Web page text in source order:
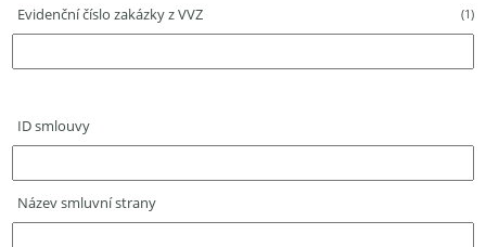
Evidenční číslo zakázky z VVZ (1)
ID smlouvy
Název smluvní strany